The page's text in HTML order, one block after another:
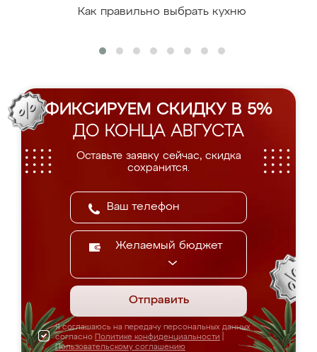
Как правильно выбрать кухню
ФИКСИРУЕМ СКИДКУ В 5%
ДО КОНЦА АВГУСТА
Оставьте заявку сейчас, скидка
сохранится.
Желаемый бюджет
Отправить
Я соглашаюсь на передачу персональных данных
согласно Политике конфиденциальности
Пользовательскому соглашению